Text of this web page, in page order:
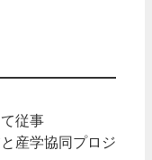
従事
産学協同プロジ